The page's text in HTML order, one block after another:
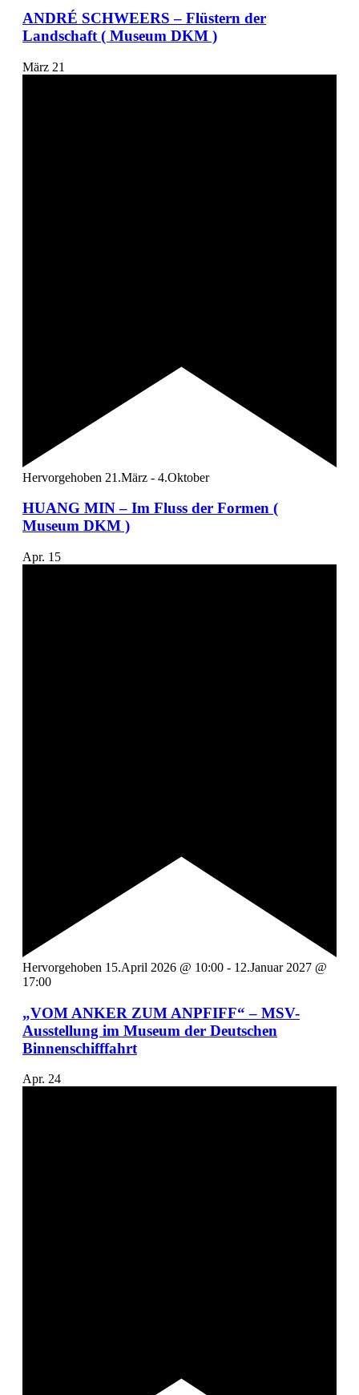
ANDRÉ SCHWEERS – Flüstern der
Landschaft ( Museum DKM )
März 21
Hervorgehoben 21.März - 4.Oktober
HUANG MIN – Im Fluss der Formen (
Museum DKM )
Apr. 15
Hervorgehoben 15.April 2026 @ 10:00 - 12.Januar 2027 @
17:00
„VOM ANKER ZUM ANPFIFF“ – MSV-
Ausstellung im Museum der Deutschen
Binnenschifffahrt
Apr. 24